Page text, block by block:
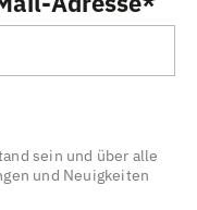
sein und über alle
und Neuigkeiten